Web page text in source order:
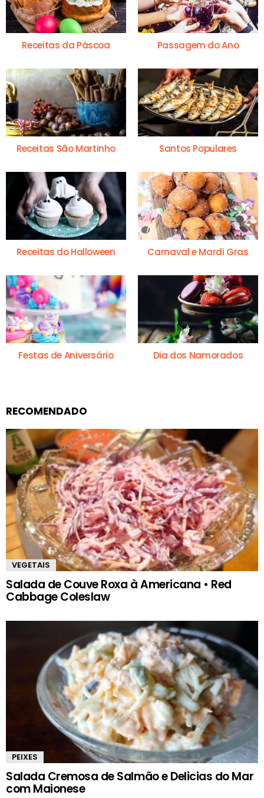
Receitas da Páscoa Passagem do Ano
Receitas São Martinho Santos Populares
Receitas do Halloween Carnaval e Mardi Gras
Festas de Aniversário Dia dos Namorados
RECOMENDADO
VEGETAIS
Salada de Couve Roxa à Americana • Red
Cabbage Coleslaw
PEIXES
Salada Cremosa de Salmão e Delicias do Mar
com Maionese